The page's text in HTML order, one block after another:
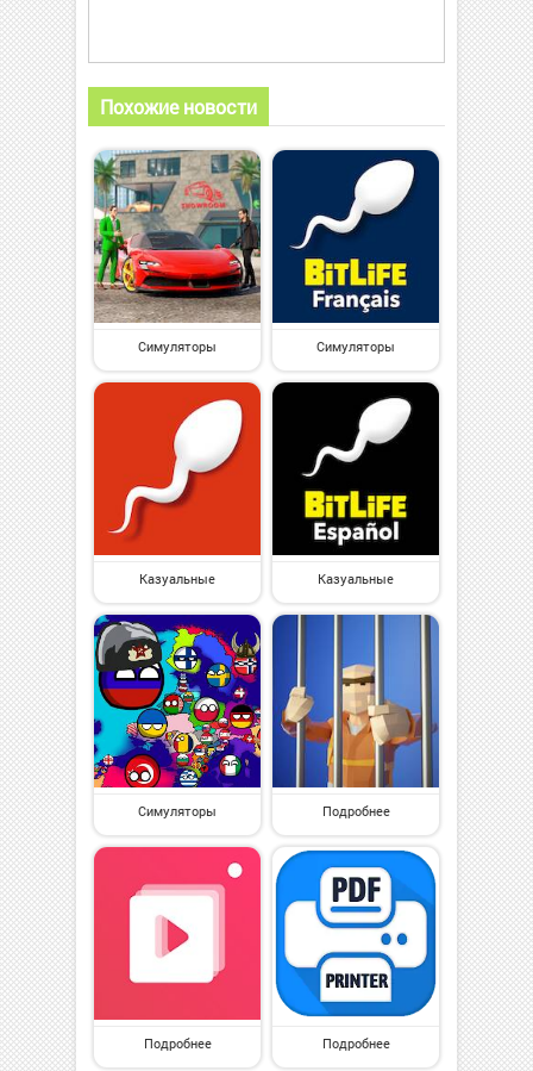
Похожие новости
Симуляторы Симуляторы
Казуальные Казуальные
Симуляторы Подробнее
Подробнее Подробнее